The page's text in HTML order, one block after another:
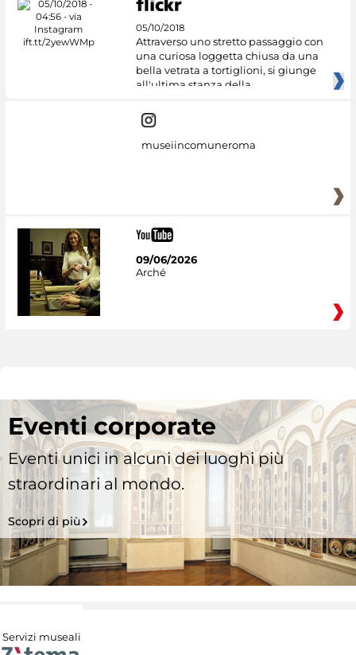
05/10/2018
Attraverso uno stretto passaggio con
una curiosa loggetta chiusa da una
bella vetrata a tortiglioni, si giunge
all'ultima stanza della
museiincomuneroma
09/06/2026
Arché
Eventi corporate
Eventi unici in alcuni dei luoghi più
straordinari al mondo.
Scopri di più
Servizi museali